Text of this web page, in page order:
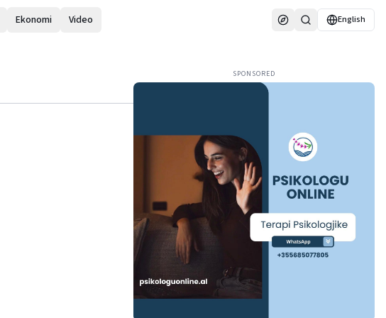
Ekonomi Video English
SPONSORED